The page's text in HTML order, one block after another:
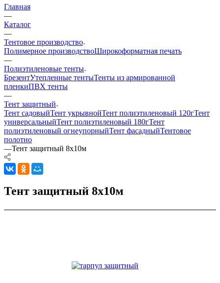
Главная
—
Каталог
—
Тентовое производство
Полимерное производствоШирокоформатная печать
—
Полиэтиленовые тенты
БрезентУтепленные тентыТенты из армированной
пленкиПВХ тенты
—
Тент защитный
Тент садовыйТент укрывнойТент полиэтиленовый 120гТент
универсальныйТент полиэтиленовый 180гТент
полиэтиленовый огнеупорныйТент фасадныйТентовое
полотно
—Тент защитный 8х10м
Тент защитный 8х10м